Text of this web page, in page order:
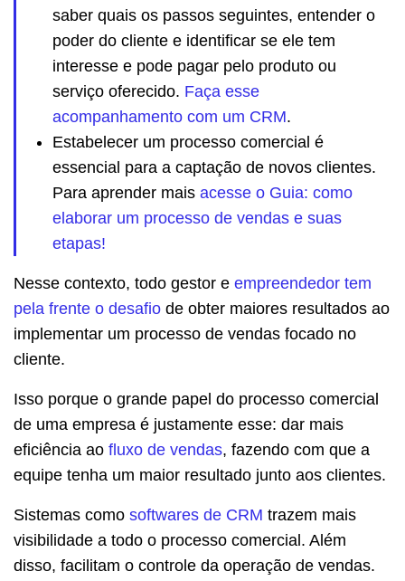
saber quais os passos seguintes, entender o
poder do cliente e identificar se ele tem
interesse e pode pagar pelo produto ou
serviço oferecido. Faça esse
acompanhamento com um CRM.
Estabelecer um processo comercial é
essencial para a captação de novos clientes.
Para aprender mais acesse o Guia: como
elaborar um processo de vendas e suas
etapas!
Nesse contexto, todo gestor e empreendedor tem
pela frente o desafio de obter maiores resultados ao
implementar um processo de vendas focado no
cliente.
Isso porque o grande papel do processo comercial
de uma empresa é justamente esse: dar mais
eficiência ao fluxo de vendas, fazendo com que a
equipe tenha um maior resultado junto aos clientes.
Sistemas como softwares de CRM trazem mais
visibilidade a todo o processo comercial. Além
disso, facilitam o controle da operação de vendas.